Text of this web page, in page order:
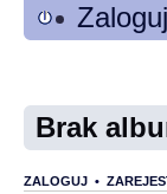
Zaloguj
Brak
ZALOGUJ •